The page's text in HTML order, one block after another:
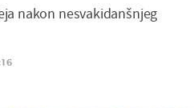
nakon nesvakidanšnjeg